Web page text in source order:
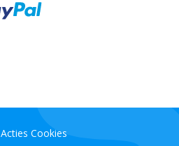
Acties Cookies